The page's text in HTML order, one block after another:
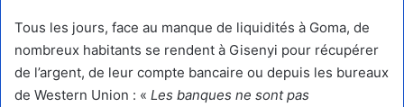
Tous les jours, face au manque de liquidités à Goma, de
nombreux habitants se rendent à Gisenyi pour récupérer
de l’argent, de leur compte bancaire ou depuis les bureaux
de Western Union : « Les banques ne sont pas